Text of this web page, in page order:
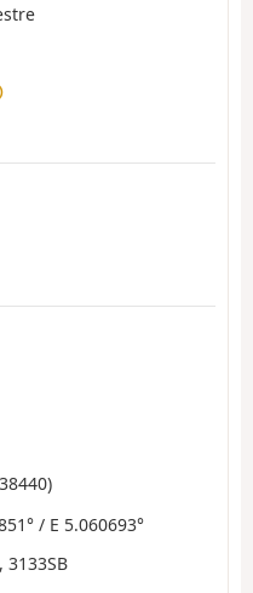
/ E 5.060693°
3133SB